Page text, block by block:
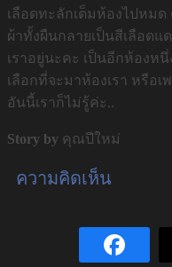
เลือดทะลักเต็มห้องไปหม
ผ้าทั้งผืนกลายเป็นสีเลือดแ
เราอยู่นะคะ เป็นอีกห้องหนึ่
เลือกที่จะมาห้องเรา หรือเ
อันนี้เราก็ไม่รู้ค่ะ..
Story by คุณปีใหม่
ความคิดเห็น